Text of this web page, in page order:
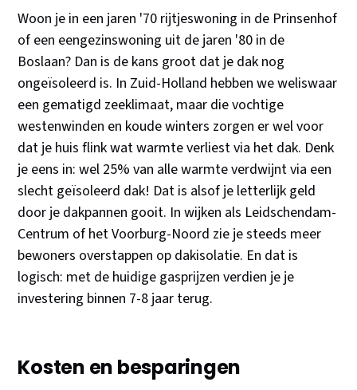
Woon je in een jaren '70 rijtjeswoning in de Prinsenhof
of een eengezinswoning uit de jaren '80 in de
Boslaan? Dan is de kans groot dat je dak nog
ongeïsoleerd is. In Zuid-Holland hebben we weliswaar
een gematigd zeeklimaat, maar die vochtige
westenwinden en koude winters zorgen er wel voor
dat je huis flink wat warmte verliest via het dak. Denk
je eens in: wel 25% van alle warmte verdwijnt via een
slecht geïsoleerd dak! Dat is alsof je letterlijk geld
door je dakpannen gooit. In wijken als Leidschendam-
Centrum of het Voorburg-Noord zie je steeds meer
bewoners overstappen op dakisolatie. En dat is
logisch: met de huidige gasprijzen verdien je je
investering binnen 7-8 jaar terug.
Kosten en besparingen